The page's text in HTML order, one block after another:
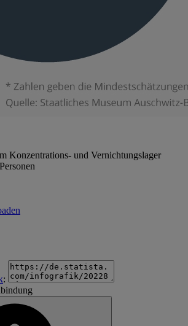
Konzentrations- und Vernichtungslager
: